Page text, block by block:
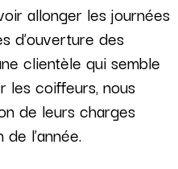
allonger les journées
d’ouverture des
clientèle qui semble
les coiffeurs, nous
de leurs charges
l’année.